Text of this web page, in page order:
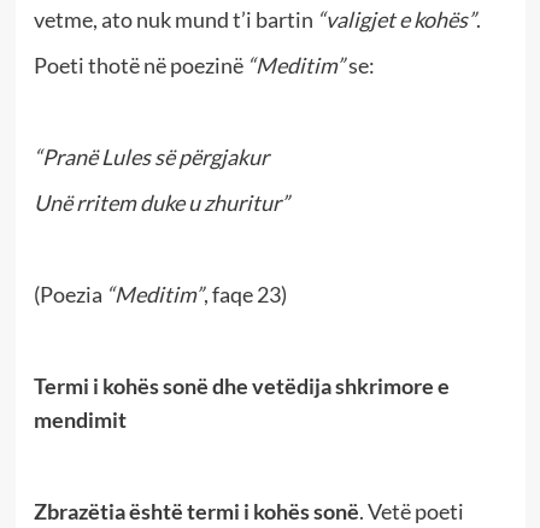
vetme, ato nuk mund t’i bartin “valigjet e kohës”.
Poeti thotë në poezinë “Meditim”se:
“Pranë Lules së përgjakur
Unë rritem duke u zhuritur”
(Poezia “Meditim”, faqe 23)
Termi i kohës sonë dhe vetëdija shkrimore e
mendimit
Zbrazëtia është termi i kohës sonë. Vetë poeti